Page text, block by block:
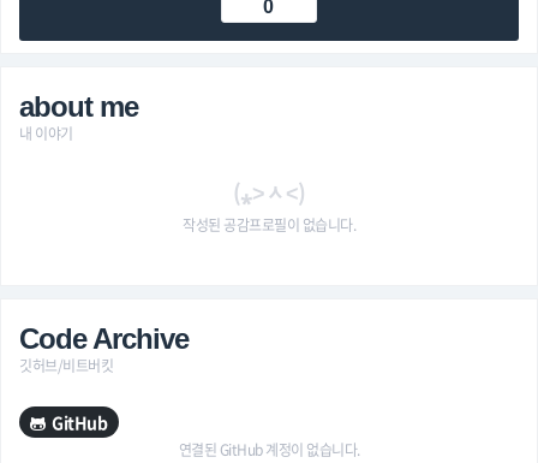
0
about me
내 이야기
(⁎˃ᆺ˂)
작성된 공감프로필이 없습니다.
Code Archive
깃허브/비트버킷
GitHub
연결된 GitHub 계정이 없습니다.